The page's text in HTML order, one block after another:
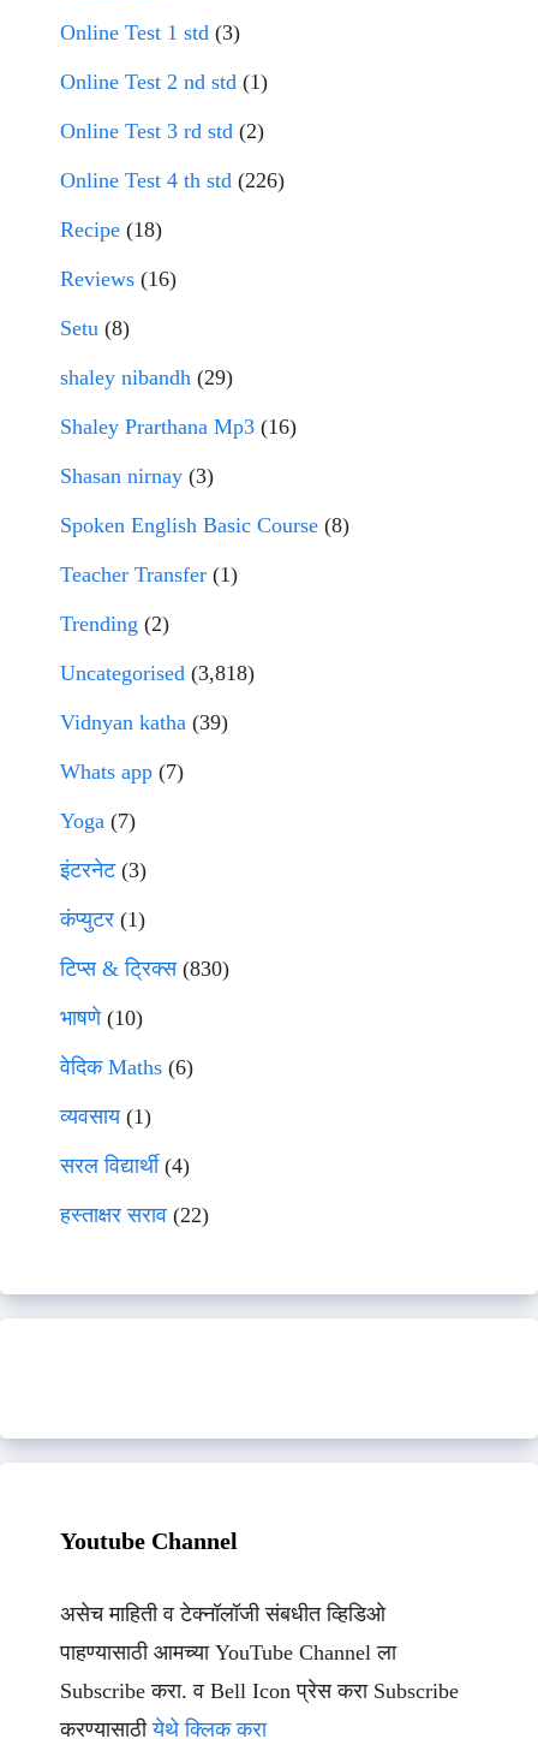
Online Test 1 std (3)
Online Test 2 nd std (1)
Online Test 3 rd std (2)
Online Test 4 th std (226)
Recipe (18)
Reviews (16)
Setu (8)
shaley nibandh (29)
Shaley Prarthana Mp3 (16)
Shasan nirnay (3)
Spoken English Basic Course (8)
Teacher Transfer (1)
Trending (2)
Uncategorised (3,818)
Vidnyan katha (39)
Whats app (7)
Yoga (7)
इंटरनेट(3)
कंप्युटर (1)
टिप्स & ट्रिक्स(830)
भाषणे(10)
वेदिक Maths (6)
व्यवसाय(1)
सरल विद्यार्थी(4)
हस्ताक्षर सराव (22)
Youtube Channel
असेच माहिती व टेक्नॉलॉजी संबधीत व्हिडिओ
पाहण्यासाठी आमच्या YouTube Channel ला
Subscribe करा. व Bell Icon प्रेस करा Subscribe
करण्यासाठीयेथे क्लिक करा